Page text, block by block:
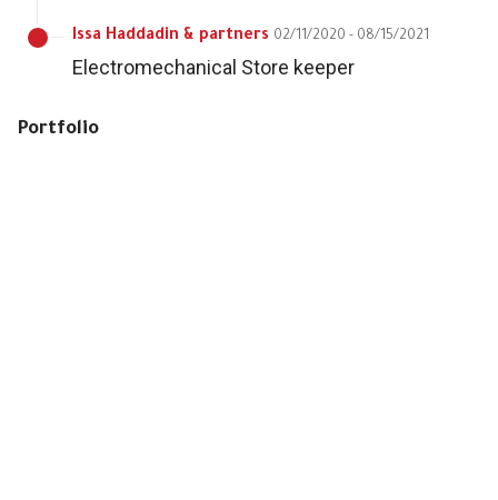
Issa Haddadin & partners 02/11/2020 - 08/15/2021
Electromechanical Store keeper
Portfolio